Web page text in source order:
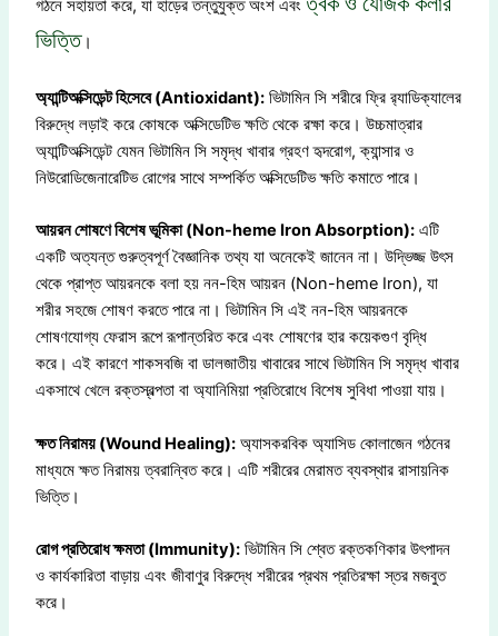
গঠনে সহায়তা করে, যা হাড়ের তন্তুযুক্ত অংশ এবং
ভিত্তি।
অ্যান্টিঅক্সিডেন্ট হিসেবে (Antioxidant): ভিটামিন সি শরীরে ফ্রি র‌্যাডিক্যালের
বিরুদ্ধে লড়াই করে কোষকে অক্সিডেটিভ ক্ষতি থেকে রক্ষা করে। উচ্চমাত্রার
অ্যান্টিঅক্সিডেন্ট যেমন ভিটামিন সি সমৃদ্ধ খাবার গ্রহণ হৃদরোগ, ক্যান্সার ও
নিউরোডিজেনারেটিভ রোগের সাথে সম্পর্কিত অক্সিডেটিভ ক্ষতি কমাতে পারে।
আয়রন শোষণে বিশেষ ভূমিকা (Non-heme Iron Absorption): এটি
একটি অত্যন্ত গুরুত্বপূর্ণ বৈজ্ঞানিক তথ্য যা অনেকেই জানেন না। উদ্ভিজ্জ উৎস
থেকে প্রাপ্ত আয়রনকে বলা হয় নন-হিম আয়রন (Non-heme Iron), যা
শরীর সহজে শোষণ করতে পারে না। ভিটামিন সি এই নন-হিম আয়রনকে
শোষণযোগ্য ফেরাস রূপে রূপান্তরিত করে এবং শোষণের হার কয়েকগুণ বৃদ্ধি
করে। এই কারণে শাকসবজি বা ডালজাতীয় খাবারের সাথে ভিটামিন সি সমৃদ্ধ খাবার
একসাথে খেলে রক্তস্বল্পতা বা অ্যানিমিয়া প্রতিরোধে বিশেষ সুবিধা পাওয়া যায়।
ক্ষত নিরাময় (Wound Healing): অ্যাসকরবিক অ্যাসিড কোলাজেন গঠনের
মাধ্যমে ক্ষত নিরাময় ত্বরান্বিত করে। এটি শরীরের মেরামত ব্যবস্থার রাসায়নিক
ভিত্তি।
রোগ প্রতিরোধ ক্ষমতা (Immunity): ভিটামিন সি শ্বেত রক্তকণিকার উৎপাদন
ও কার্যকারিতা বাড়ায় এবং জীবাণুর বিরুদ্ধে শরীরের প্রথম প্রতিরক্ষা স্তর মজবুত
করে।